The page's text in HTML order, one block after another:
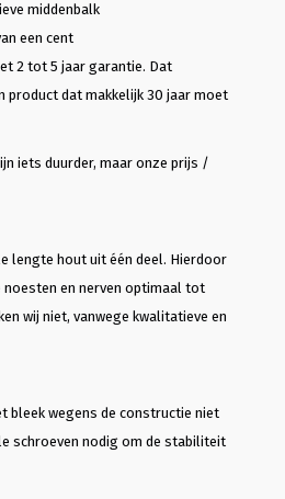
middenbalk
een cent
2 tot 5 jaar garantie. Dat
product dat makkelijk 30 jaar moet
iets duurder, maar onze prijs /
lengte hout uit één deel. Hierdoor
noesten en nerven optimaal tot
wij niet, vanwege kwalitatieve en
bleek wegens de constructie niet
schroeven nodig om de stabiliteit
hier mijn bed
geleden hier mijn bed
met matras. Ik wilde
erg blij mee. Vanuit een
idee voor deze
gekozen. Ik had voor